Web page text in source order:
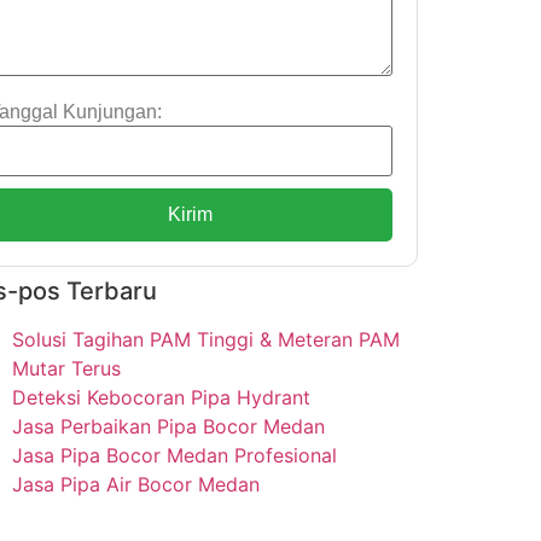
Kunjungan:
Kirim
pos Terbaru
Solusi Tagihan PAM Tinggi & Meteran PAM
Mutar Terus
Deteksi Kebocoran Pipa Hydrant
Jasa Perbaikan Pipa Bocor Medan
Jasa Pipa Bocor Medan Profesional
Jasa Pipa Air Bocor Medan